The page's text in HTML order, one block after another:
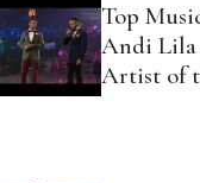
Top
Andi Lila
Artist of